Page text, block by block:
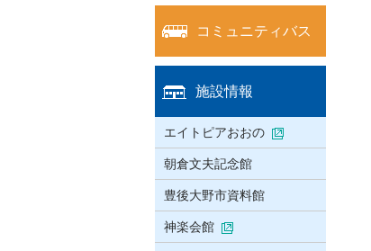
コミュニティバス
施設情報
エイトピアおおの
朝倉文夫記念館
豊後大野市資料館
神楽会館